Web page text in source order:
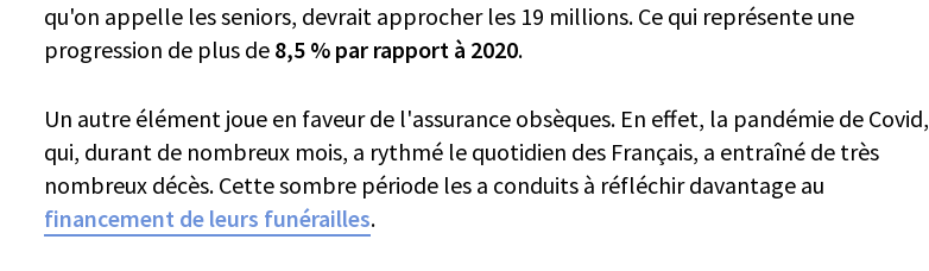
qu'on appelle les seniors, devrait approcher les 19 millions. Ce qui représente une
progression de plus de 8,5 % par rapport à 2020.
Un autre élément joue en faveur de l'assurance obsèques. En effet, la pandémie de Covid,
qui, durant de nombreux mois, a rythmé le quotidien des Français, a entraîné de très
nombreux décès. Cette sombre période les a conduits à réfléchir davantage au
financement de leurs funérailles.